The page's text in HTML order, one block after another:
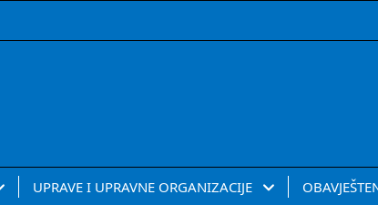
UPRAVE I UPRAVNE ORGANIZACIJE